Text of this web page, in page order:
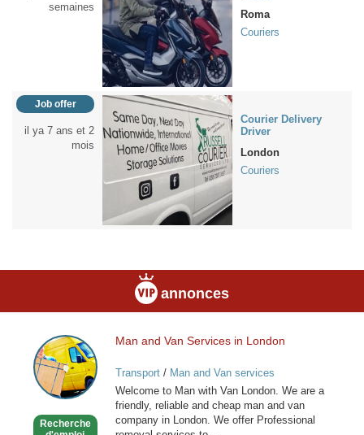
semaines
Roma
Couriers
Job offer
il ya 7 ans et 2
mois
Courier Delivery
Driver
London
Couriers
annonces
Man
and
Van
Services
London
Recherche
Man and Van Services in London
Transport/ Man and Van services
Welcome to Man with Van London. We are a
friendly, reliable and cheap man and van
company in London. We offer Professional